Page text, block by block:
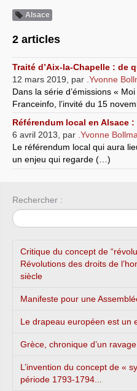
Alsace
2 articles
Traité d’Aix-la-Chapelle : de
12 mars 2019
par .Yvonne
Dans la série d’émissions «
Franceinfo, l’invité du 15
Référendum local en Alsace
6 avril 2013
par .Yvonne
Le référendum local qui aura
un enjeu qui regarde (…)
Rechercher :
Critique du concept de
Révolutions des droits de
siècle
Manifeste pour une
Le drapeau européen est un
Grèce, chronique d’un ravage
L’invention du concept de «
période 1793-1794...